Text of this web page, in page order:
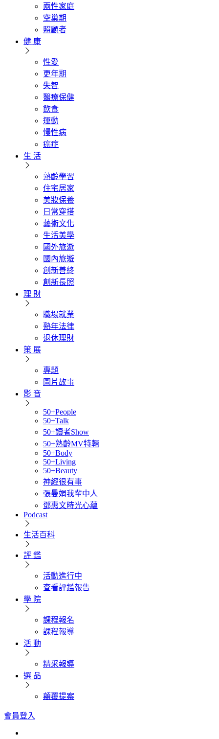
兩性家庭
空巢期
照顧者
健 康
性愛
更年期
失智
醫療保健
飲食
運動
慢性病
癌症
生 活
熟齡學習
住宅居家
美妝保養
日常穿搭
藝術文化
生活美學
國外旅遊
國內旅遊
創新善終
創新長照
理 財
職場就業
熟年法律
退休理財
策 展
專題
圖片故事
影 音
50+People
50+Talk
50+讀者Show
50+熟齡MV特輯
50+Body
50+Living
50+Beauty
神經很有事
張曼娟我輩中人
鄧惠文時光心蘊
Podcast
生活百科
評 鑑
活動進行中
查看評鑑報告
學 院
課程報名
課程報導
活 動
精采報導
選 品
顛覆提案
會員登入